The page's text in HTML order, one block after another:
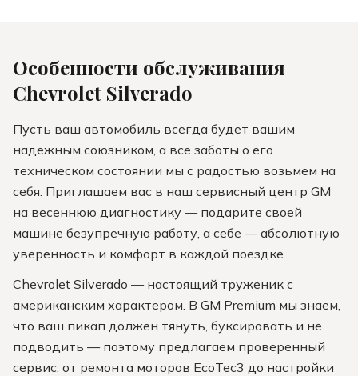
Особенности обслуживания
Chevrolet Silverado
Пусть ваш автомобиль всегда будет вашим
надежным союзником, а все заботы о его
техническом состоянии мы с радостью возьмем на
себя. Приглашаем вас в наш сервисный центр GM
на весеннюю диагностику — подарите своей
машине безупречную работу, а себе — абсолютную
уверенность и комфорт в каждой поездке.
Chevrolet Silverado — настоящий труженик с
американским характером. В GM Premium мы знаем,
что ваш пикап должен тянуть, буксировать и не
подводить — поэтому предлагаем проверенный
сервис: от ремонта моторов EcoTec3 до настройки